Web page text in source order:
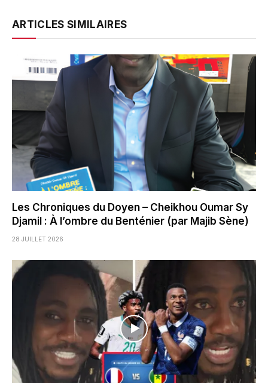
ARTICLES SIMILAIRES
Les Chroniques du Doyen – Cheikhou Oumar Sy
Djamil : À l’ombre du Benténier (par Majib Sène)
28 JUILLET 2026